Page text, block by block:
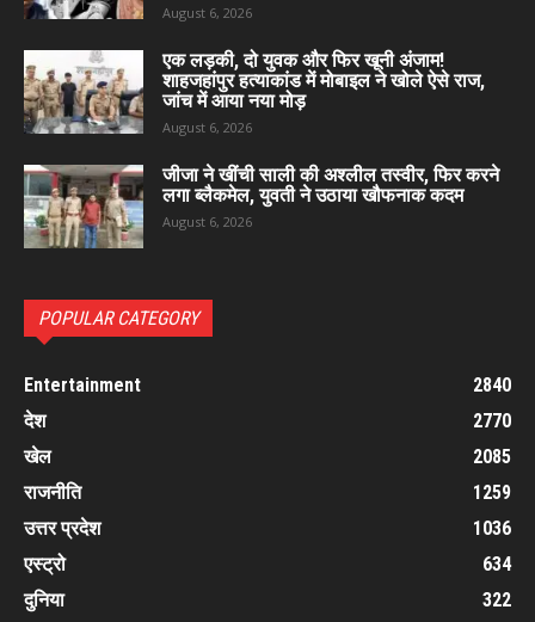
August 6, 2026
एक लड़की, दो युवक और फिर खूनी अंजाम!
शाहजहांपुर हत्याकांड में मोबाइल ने खोले ऐसे राज,
जांच में आया नया मोड़
August 6, 2026
जीजा ने खींची साली की अश्लील तस्वीर, फिर करने
लगा ब्लैकमेल, युवती ने उठाया खौफनाक कदम
August 6, 2026
POPULAR CATEGORY
Entertainment
2840
देश
2770
खेल
2085
राजनीति
1259
उत्तर प्रदेश
1036
एस्ट्रो
634
दुनिया
322